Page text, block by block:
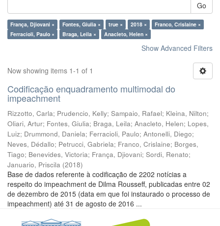
Go
França, Djiovani × Fontes, Giulia × true × 2018 ×
Franco, Crislaine ×
Ferracioli, Paulo ×
Braga, Leila × Anacleto, Helen ×
Show Advanced Filters
Now showing items 1-1 of 1
Codificação enquadramento multimodal do
impeachment
Rizzotto, Carla; Prudencio, Kelly; Sampaio, Rafael; Kleina, Nilton;
Oliari, Artur; Fontes, Giulia; Braga, Leila; Anacleto, Helen; Lopes,
Luiz; Drummond, Daniela; Ferracioli, Paulo; Antonelli, Diego;
Neves, Dédallo; Petrucci, Gabriela; Franco, Crislaine; Borges,
Tiago; Benevides, Victoria; França, Djiovani; Sordi, Renato;
Januario, Priscila (2018)
Base de dados referente à codificação de 2202 notícias a
respeito do impeachment de Dilma Rousseff, publicadas entre 02
de dezembro de 2015 (data em que foi instaurado o processo de
impeachment) até 31 de agosto de 2016 ...